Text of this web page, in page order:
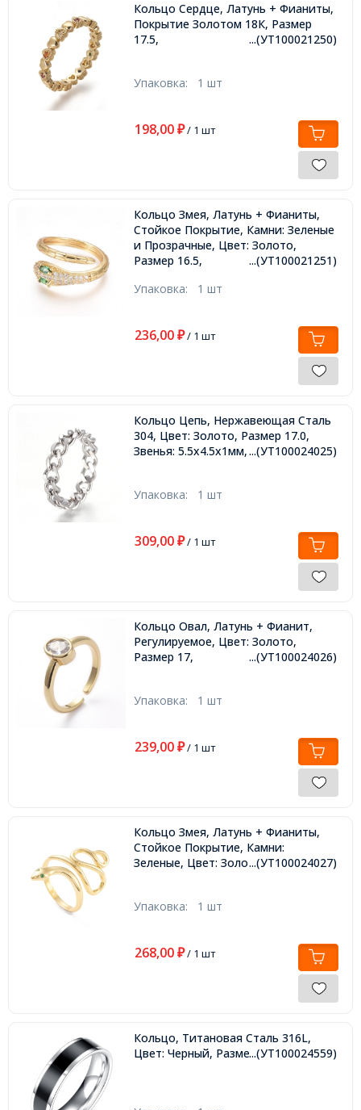
Кольцо Сердце, Латунь + Фианиты,
Покрытие Золотом 18К, Размер
17.5,
...(УТ100021250)
Упаковка: 1 шт
198,00 ₽/ 1 шт
Кольцо Змея, Латунь + Фианиты,
Стойкое Покрытие, Камни: Зеленые
и Прозрачные, Цвет: Золото,
Размер 16.5,
...(УТ100021251)
Упаковка: 1 шт
236,00 ₽/ 1 шт
Кольцо Цепь, Нержавеющая Сталь
304, Цвет: Золото, Размер 17.0,
Звенья: 5.5x4.5x1мм,...(УТ100024025)
Упаковка: 1 шт
309,00 ₽/ 1 шт
Кольцо Овал, Латунь + Фианит,
Регулируемое, Цвет: Золото,
Размер 17,
...(УТ100024026)
Упаковка: 1 шт
239,00 ₽/ 1 шт
Кольцо Змея, Латунь + Фианиты,
Стойкое Покрытие, Камни:
Зеленые, Цвет: Золото, Размер 17,
...(УТ100024027)
Упаковка: 1 шт
268,00 ₽/ 1 шт
Кольцо, Титановая Сталь 316L,
Цвет: Черный, Размер 18.1мм,
...(УТ100024559)